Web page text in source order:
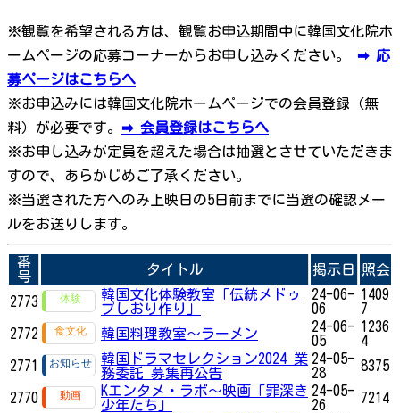
※観覧を希望される方は、観覧お申込期間中に韓国文化院ホ
ームページの応募コーナーからお申し込みください。 ➡ 応
募ページはこちらへ
※お申込みには韓国文化院ホームページでの会員登録（無
料）が必要です。 ➡ 会員登録はこちらへ
※お申し込みが定員を超えた場合は抽選とさせていただきま
すので、あらかじめご了承ください。
※当選された方へのみ上映日の5日前までに当選の確認メー
ルをお送りします。
番
号
タイトル 掲示日 照会
2773
韓国文化体験教室「伝統メドゥ
プしおり作り」
24-06-
06
1409
7
2772
韓国料理教室～ラーメン
24-06-
05
1236
4
2771
韓国ドラマセレクション2024 業
務委託 募集再公告
24-05-
28
8375
2770
Kエンタメ・ラボ～映画「罪深き
少年たち」
24-05-
26
7214